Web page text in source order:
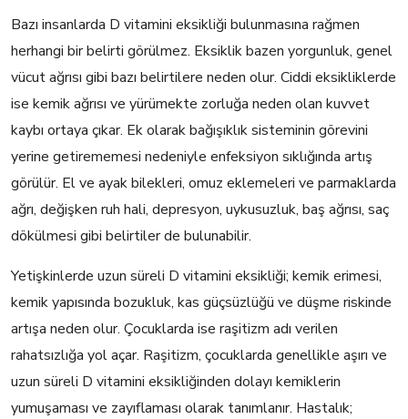
Bazı insanlarda D vitamini eksikliği bulunmasına rağmen
herhangi bir belirti görülmez. Eksiklik bazen yorgunluk, genel
vücut ağrısı gibi bazı belirtilere neden olur. Ciddi eksikliklerde
ise kemik ağrısı ve yürümekte zorluğa neden olan kuvvet
kaybı ortaya çıkar. Ek olarak bağışıklık sisteminin görevini
yerine getirememesi nedeniyle enfeksiyon sıklığında artış
görülür. El ve ayak bilekleri, omuz eklemeleri ve parmaklarda
ağrı, değişken ruh hali, depresyon, uykusuzluk, baş ağrısı, saç
dökülmesi gibi belirtiler de bulunabilir.
Yetişkinlerde uzun süreli D vitamini eksikliği; kemik erimesi,
kemik yapısında bozukluk, kas güçsüzlüğü ve düşme riskinde
artışa neden olur. Çocuklarda ise raşitizm adı verilen
rahatsızlığa yol açar. Raşitizm, çocuklarda genellikle aşırı ve
uzun süreli D vitamini eksikliğinden dolayı kemiklerin
yumuşaması ve zayıflaması olarak tanımlanır. Hastalık;